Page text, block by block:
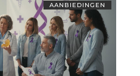
AANBIEDINGEN